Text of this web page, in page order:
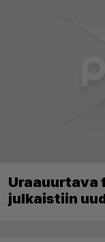
Uraauurtava
julkaistiin